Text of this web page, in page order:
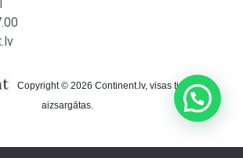
Copyright © 2026 Continent.lv, visas tiesības
aizsargātas.